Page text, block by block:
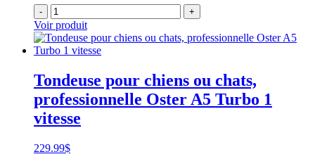
- +
Voir produit
Tondeuse pour chiens ou chats,
professionnelle Oster A5 Turbo 1
vitesse
229.99$